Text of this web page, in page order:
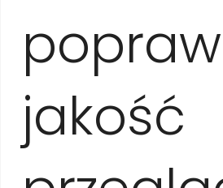
jakość
y plato principal con
las veces frituras de malanga,
y ensalada – según los
punto culminante
será la
preparadosasí como el
por los anfitriones.